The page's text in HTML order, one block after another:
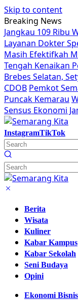
Skip to content
Breaking News
Jangkau 109 Ribu
Layanan Dokter
Masih Efektifkah
Tengah Kenaikan
Brebes Selatan,
CDOB Pemkot
Puncak Kemarau
Sensus Ekonomi
InstagramTikTok
Berita
Wisata
Kuliner
Kabar Kampus
Kabar Sekolah
Seni Budaya
Opini
Ekonomi Bisnis